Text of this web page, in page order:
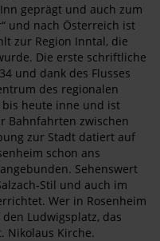
geprägt und auch zum
und nach Österreich ist
zur Region Inntal, die
Die erste schriftliche
und dank des Flusses
des regionalen
bis heute inne und ist
Bahnfahrten zwischen
zur Stadt datiert auf
schon ans
Sehenswert
Stil und auch im
Wer in Rosenheim
Ludwigsplatz, das
Nikolaus Kirche.